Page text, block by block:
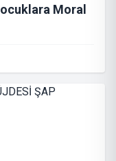
Moral